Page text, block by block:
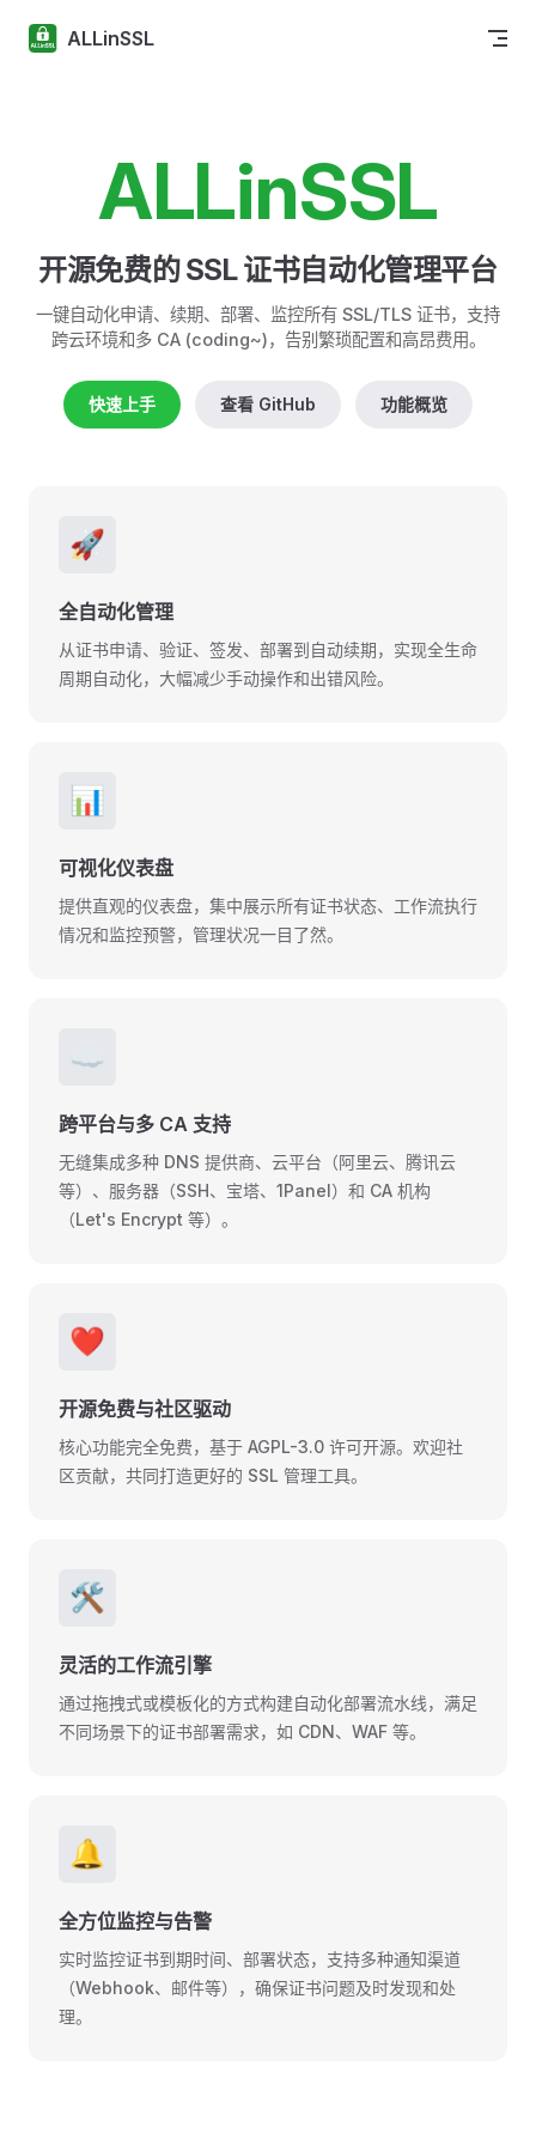
Skip to content
ALLinSSL
ALLinSSL
开源免费的 SSL 证书自动化管理平台
一键自动化申请、续期、部署、监控所有 SSL/TLS 证书，支持
跨云环境和多 CA (coding~)，告别繁琐配置和高昂费用。
快速上手 查看 GitHub 功能概览
🚀
全自动化管理
从证书申请、验证、签发、部署到自动续期，实现全生命
周期自动化，大幅减少手动操作和出错风险。
📊
可视化仪表盘
提供直观的仪表盘，集中展示所有证书状态、工作流执行
情况和监控预警，管理状况一目了然。
☁️
跨平台与多 CA 支持
无缝集成多种 DNS 提供商、云平台（阿里云、腾讯云
等）、服务器（SSH、宝塔、1Panel）和 CA 机构
（Let's Encrypt 等）。
❤️
开源免费与社区驱动
核心功能完全免费，基于 AGPL-3.0 许可开源。欢迎社
区贡献，共同打造更好的 SSL 管理工具。
🛠️
灵活的工作流引擎
通过拖拽式或模板化的方式构建自动化部署流水线，满足
不同场景下的证书部署需求，如 CDN、WAF 等。
🔔
全方位监控与告警
实时监控证书到期时间、部署状态，支持多种通知渠道
（Webhook、邮件等），确保证书问题及时发现和处
理。